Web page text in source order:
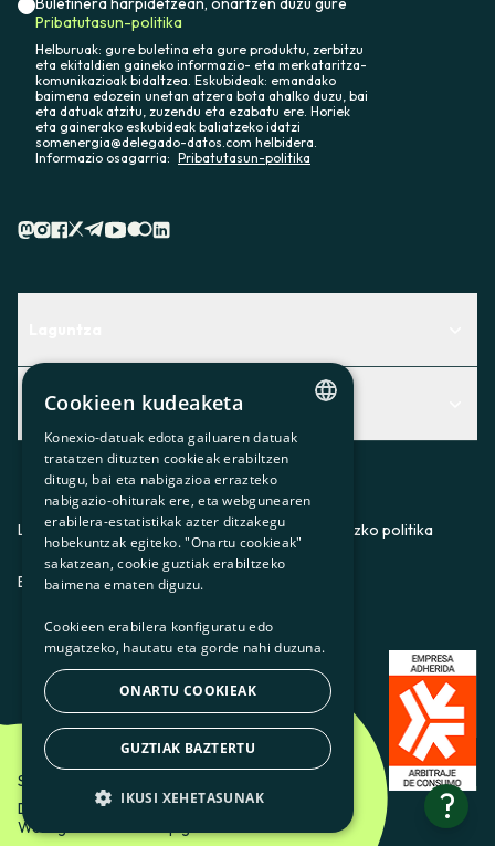
Pribatutasun-politika
Helburuak: gure buletina eta gure produktu, zerbitzu
eta ekitaldien gaineko informazio- eta merkataritza-
komunikazioak bidaltzea. Eskubideak: emandako
baimena edozein unetan atzera bota ahalko duzu, bai
eta datuak atzitu, zuzendu eta ezabatu ere. Horiek
eta gainerako eskubideak baliatzeko idatzi
somenergia@delegado-datos.com helbidera.
Informazio osagarria: Pribatutasun-politika
Centro de Ayuda
Aurkitu zerbitzurik egokiena zuretzat
Contacto
Albisteak
Albisteak
Bazkideen txokoa
Prentsa
Gurekin lan egin
Lege-oharraPribatutasun-politikaCookieei buruzko politika
ES CAGLEU
Som Energia SCCL - 2026
Diseinatzailea: Etéreo Design.
Web-garatzailea: Utopig Studio
?
CATALAN
SPANISH
GL
BASQUE
Cookieen kudeaketa
Konexio-datuak edota gailuaren datuak
tratatzen dituzten cookieak erabiltzen
ditugu, bai eta nabigazioa errazteko
nabigazio-ohiturak ere, eta webgunearen
erabilera-estatistikak azter ditzakegu
hobekuntzak egiteko. "Onartu cookieak"
sakatzean, cookie guztiak erabiltzeko
baimena ematen diguzu.
Cookieen erabilera konfiguratu edo
mugatzeko, hautatu eta gorde nahi duzuna.
ONARTU COOKIEAK
GUZTIAK BAZTERTU
IKUSI XEHETASUNAK
OINARRIZKOAK